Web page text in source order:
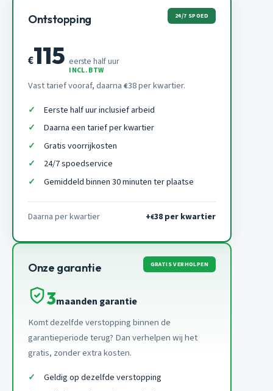
Ontstopping 24/7 SPOED
€115 eerste half uur
INCL. BTW
Vast tarief vooraf, daarna €38 per kwartier.
Eerste half uur inclusief arbeid
Daarna een tarief per kwartier
Gratis voorrijkosten
24/7 spoedservice
Gemiddeld binnen 30 minuten ter plaatse
Daarna per kwartier +€38 per kwartier
Onze garantie GRATIS VERHOLPEN
3maanden garantie
Komt dezelfde verstopping binnen de
garantieperiode terug? Dan verhelpen wij het
gratis, zonder extra kosten.
Geldig op dezelfde verstopping